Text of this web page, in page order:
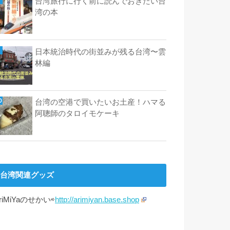
湾の本
日本統治時代の街並みが残る台湾〜雲
林編
台湾の空港で買いたいお土産！ハマる
阿聰師のタロイモケーキ
台湾関連グッズ
のせかい⇨http://arimiyan.base.shop